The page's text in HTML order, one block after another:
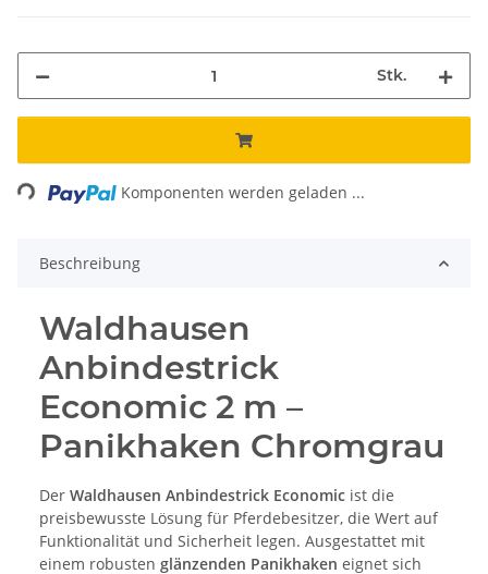
Stk.
Loading... Komponenten werden geladen ...
Beschreibung
Waldhausen
Anbindestrick
Economic 2 m –
Panikhaken Chromgrau
Der Waldhausen Anbindestrick Economic ist die
preisbewusste Lösung für Pferdebesitzer, die Wert auf
Funktionalität und Sicherheit legen. Ausgestattet mit
einem robusten glänzenden Panikhaken eignet sich